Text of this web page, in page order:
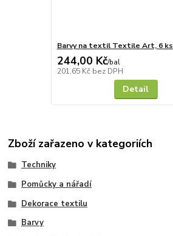
Barvy na textil Textile Art, 6 ks
244,00 Kč/bal
201,65 Kč bez DPH
Detail
Zboží zařazeno v kategoriích
Techniky
Pomůcky a nářadí
Dekorace textilu
Barvy